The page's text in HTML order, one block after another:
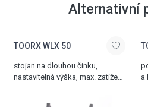
Alternativní
TOORX WLX 50
stojan na dlouhou činku,
nastavitelná výška, max. zatížení
a